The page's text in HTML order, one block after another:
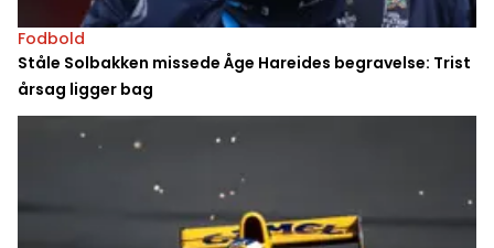
Fodbold
Ståle Solbakken missede Åge Hareides begravelse: Trist
årsag ligger bag